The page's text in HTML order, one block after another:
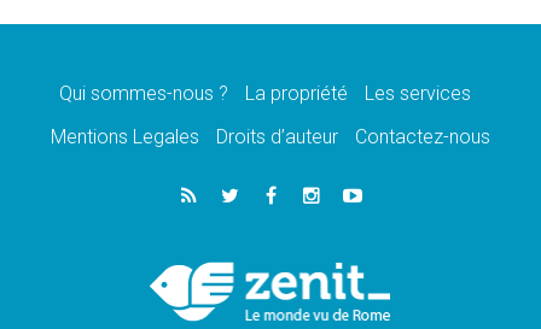
08.08.2026
08.08.2026
catholiques
Au Bangladesh, l'Église accompagne les
Dalits sur le chemin de la dignité
Philippines: le vicariat apostolique de
Calapan devient un diocèse
Qui sommes-nous ? La propriété
Les services
Mentions Legales
Droits d’auteur Contactez-nous